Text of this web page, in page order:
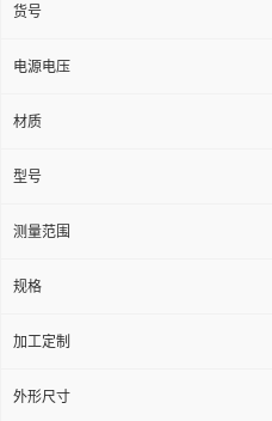
货号
电源电压
材质
型号
测量范围
规格
加工定制
外形尺寸